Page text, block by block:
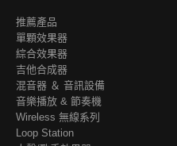
推薦產品
單顆效果器
綜合效果器
吉他合成器
混音器 ＆ 音訊設備
音樂播放 & 節奏機
Wireless 無線系列
Loop Station